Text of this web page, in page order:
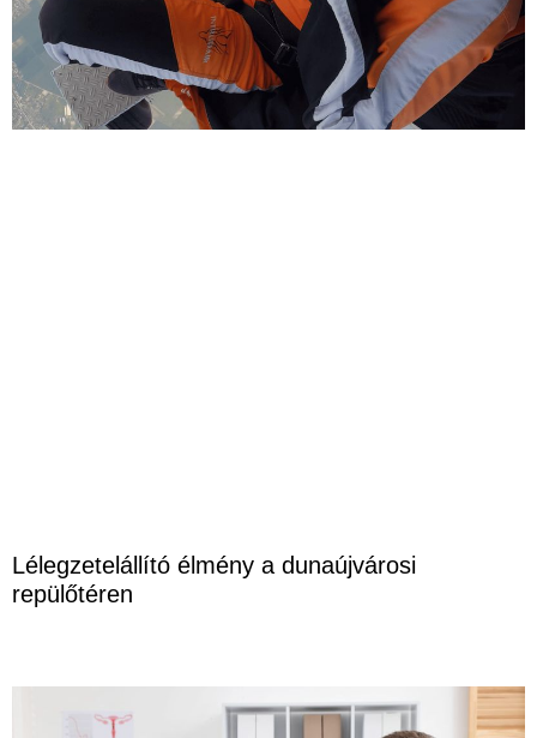
Lélegzetelállító élmény a dunaújvárosi
repülőtéren